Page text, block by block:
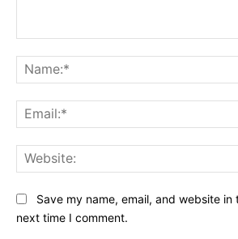
Save my name, email, and website
next time I comment.